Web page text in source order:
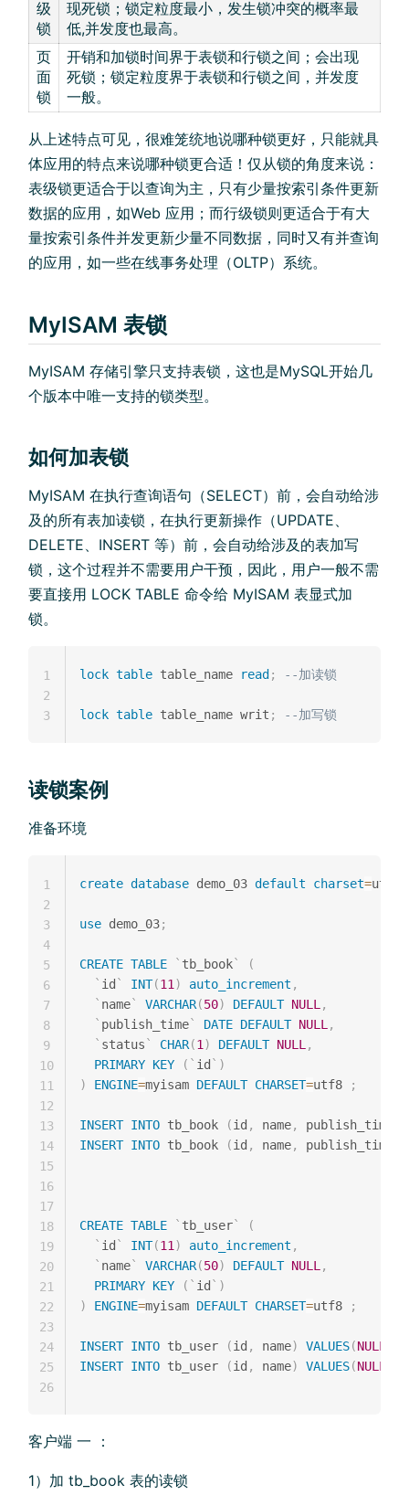
级
锁
现死锁；锁定粒度最小，发生锁冲突的概率最
低,并发度也最高。
页
面
锁
开销和加锁时间界于表锁和行锁之间；会出现
死锁；锁定粒度界于表锁和行锁之间，并发度
一般。
从上述特点可见，很难笼统地说哪种锁更好，只能就具
体应用的特点来说哪种锁更合适！仅从锁的角度来说：
表级锁更适合于以查询为主，只有少量按索引条件更新
数据的应用，如Web 应用；而行级锁则更适合于有大
量按索引条件并发更新少量不同数据，同时又有并查询
的应用，如一些在线事务处理（OLTP）系统。
MyISAM 表锁
MyISAM 存储引擎只支持表锁，这也是MySQL开始几
个版本中唯一支持的锁类型。
如何加表锁
MyISAM 在执行查询语句（SELECT）前，会自动给涉
及的所有表加读锁，在执行更新操作（UPDATE、
DELETE、INSERT 等）前，会自动给涉及的表加写
锁，这个过程并不需要用户干预，因此，用户一般不需
要直接用 LOCK TABLE 命令给 MyISAM 表显式加
锁。
lock table table_name read ; --加读锁
lock table table_name writ ; --加写锁
1
2
3
读锁案例
准备环境
create database demo_03 default charset=
use demo_03;
CREATE TABLE ` tb_book`
(
` id` INT(11 ) auto_increment ,
` name` VARCHAR(50) DEFAULT NULL ,
` publish_time` DATE DEFAULT NULL ,
` status` CHAR(1 ) DEFAULT NULL ,
PRIMARY KEY ( ` id` )
)
ENGINE=myisam DEFAULT CHARSET=utf8 ;
INSERT INTO tb_book (id , name, publish_time
INSERT INTO tb_book (id , name, publish_time
CREATE TABLE ` tb_user`
(
` id` INT(11 ) auto_increment ,
` name` VARCHAR(50) DEFAULT NULL ,
PRIMARY KEY ( ` id` )
)
ENGINE=myisam DEFAULT CHARSET=utf8 ;
INSERT INTO tb_user (id , name) VALUES(NULL
INSERT INTO tb_user (id , name) VALUES(NULL
1
2
3
4
5
6
7
8
9
10
11
12
13
14
15
16
17
18
19
20
21
22
23
24
25
26
客户端 一 ：
1）加 tb_book 表的读锁